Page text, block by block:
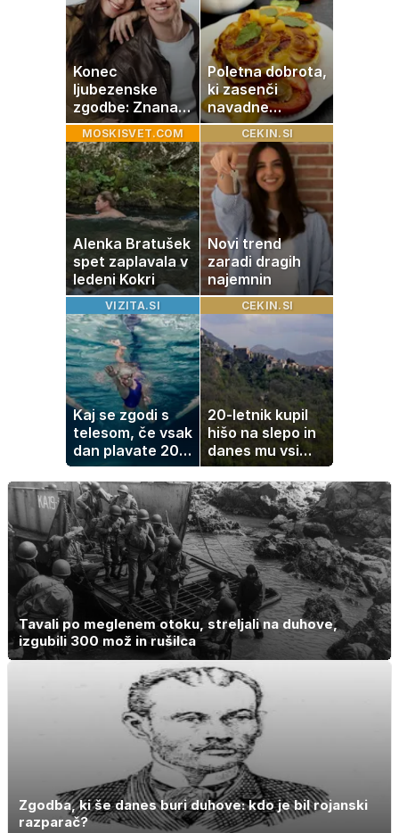
Konec
ljubezenske
zgodbe: Znana
Slovenka
potrdila razhod
z dolgoletnim
partnerjem
Poletna dobrota,
ki zasenči
navadne
palačinke
MOSKISVET.COM
Alenka Bratušek
spet zaplavala v
ledeni Kokri
CEKIN.SI
Novi trend
zaradi dragih
najemnin
VIZITA.SI
Kaj se zgodi s
telesom, če vsak
dan plavate 20
minut? Učinki, ki
jih morda ne
pričakujete
CEKIN.SI
20-letnik kupil
hišo na slepo in
danes mu vsi
zavidajo
Tavali po meglenem otoku, streljali na duhove,
izgubili 300 mož in rušilca
Zgodba, ki še danes buri duhove: kdo je bil rojanski
razparač?